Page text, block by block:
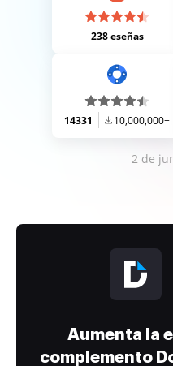
238 eseñas
14331 10,000,000+
2 de
Aumenta la
complemento